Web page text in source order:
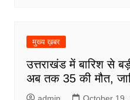
मुख्य ख़बर
उत्तराखंड में बारिश से
अब तक 35 की मौत,